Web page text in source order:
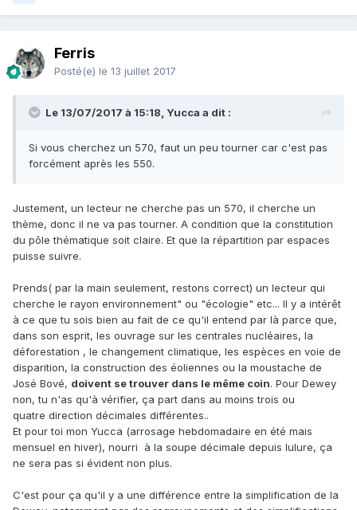
Ferris
Posté(e) le 13 juillet 2017
Le 13/07/2017 à 15:18, Yucca a dit :
Si vous cherchez un 570, faut un peu tourner car c'est pas
forcément après les 550.
Justement, un lecteur ne cherche pas un 570, il cherche un
thème, donc il ne va pas tourner. A condition que la constitution
du pôle thématique soit claire. Et que la répartition par espaces
puisse suivre.
Prends( par la main seulement, restons correct) un lecteur qui
cherche le rayon environnement" ou "écologie" etc... Il y a intérêt
à ce que tu sois bien au fait de ce qu'il entend par là parce que,
dans son esprit, les ouvrage sur les centrales nucléaires, la
déforestation , le changement climatique, les espèces en voie de
disparition, la construction des éoliennes ou la moustache de
José Bové, doivent se trouver dans le même coin. Pour Dewey
non, tu n'as qu'à vérifier, ça part dans au moins trois ou
quatre direction décimales différentes..
Et pour toi mon Yucca (arrosage hebdomadaire en été mais
mensuel en hiver), nourri à la soupe décimale depuis lulure, ça
ne sera pas si évident non plus.
C'est pour ça qu'il y a une différence entre la simplification de la